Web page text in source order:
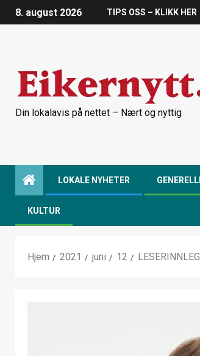
8. august 2026 TIPS OSS – KLIKK HER
Din lokalavis på nettet – Nært og nyttig
LOKALE NYHETER
KULTUR
Hjem 2021 juni 12